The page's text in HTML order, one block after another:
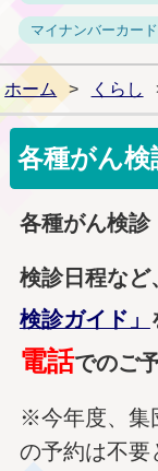
マイナンバーカード
ホーム > くらし
各種がん検
各種がん検診
検診日程など
検診ガイド」
電話でのご
※今年度、集
の予約は不要